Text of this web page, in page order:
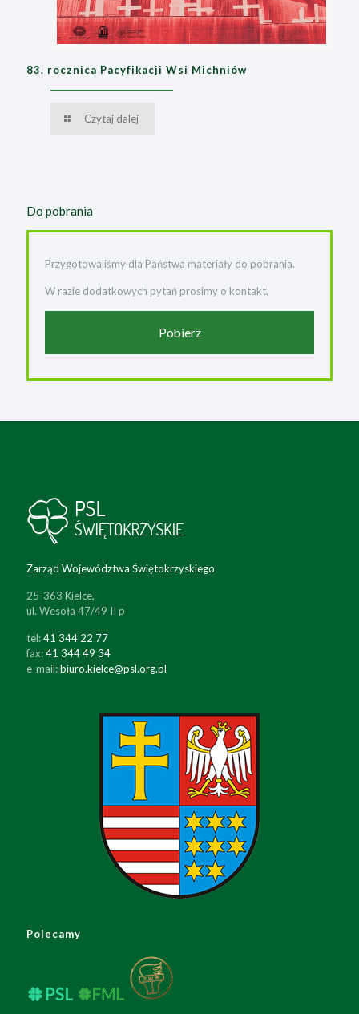
83. rocznica Pacyfikacji Wsi Michniów
Czytaj dalej
Do pobrania
Przygotowaliśmy dla Państwa materiały do pobrania.
W razie dodatkowych pytań prosimy o kontakt.
Pobierz
Zarząd Województwa Świętokrzyskiego
25-363 Kielce,
ul. Wesoła 47/49 II p
tel:41 344 22 77
fax:41 344 49 34
e-mail:biuro.kielce@psl.org.pl
Polecamy